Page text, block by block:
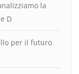
la
D
per il futuro